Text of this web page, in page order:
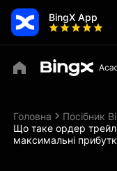
BingX App
Головна Посібник
Що таке ордер
максимальні